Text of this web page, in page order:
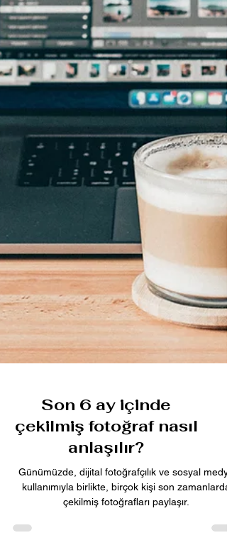
Son 6 ay içinde
çekilmiş fotoğraf nasıl
anlaşılır?
Günümüzde, dijital fotoğrafçılık ve sosyal